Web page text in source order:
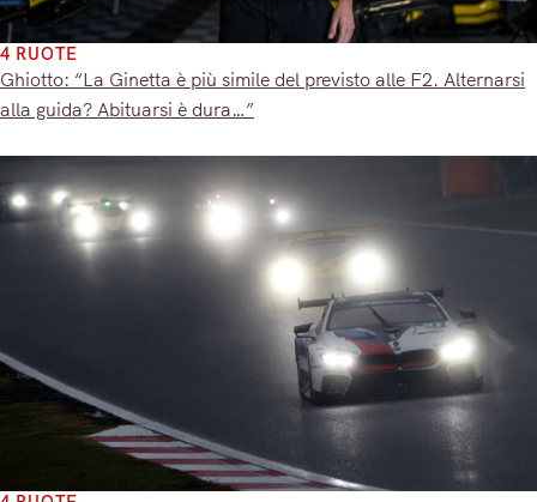
4 RUOTE
Ghiotto: “La Ginetta è più simile del previsto alle F2. Alternarsi
alla guida? Abituarsi è dura…”